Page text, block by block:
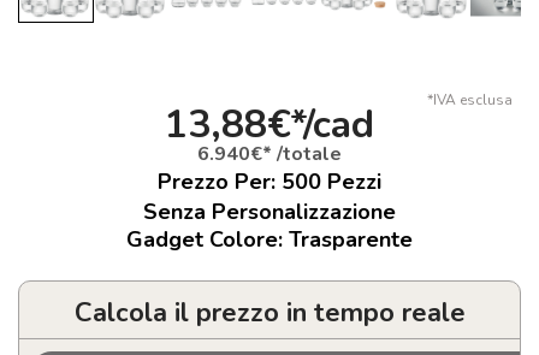
*IVA esclusa
13,88€*/cad
6.940€* /totale
Prezzo Per: 500 Pezzi
Senza Personalizzazione
Gadget Colore: Trasparente
Calcola il prezzo in tempo reale